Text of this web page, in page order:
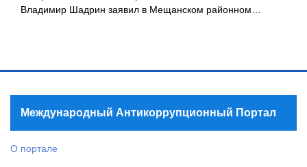
Владимир Шадрин заявил в Мещанском районном…
Международный Антикоррупционный Портал
О портале